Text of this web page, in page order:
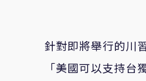
針對即將舉行的川
「美國可以支持